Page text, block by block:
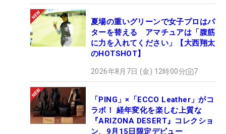
夏場の重いグリーンで女子プロはパ
ターを替える アマチュアは「腹筋
に力を入れてください」【大西翔太
のHOTSHOT】
2026年8月7日 (金) 12時00分 7
「PING」×「ECCO Leather」がコ
ラボ！ 経年変化を楽しむ上質な
『ARIZONA DESERT』コレクショ
ン、9月15日限定デビュー